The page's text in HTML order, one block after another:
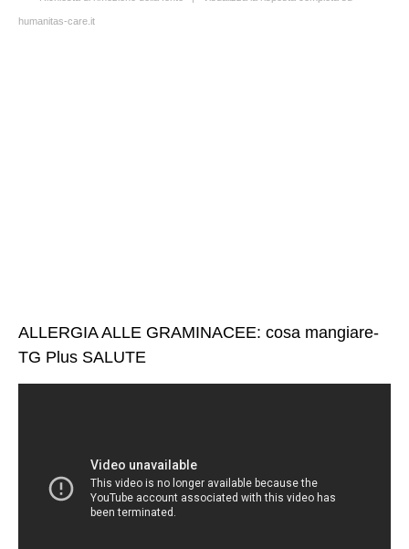
humanitas-care.it
ALLERGIA ALLE GRAMINACEE: cosa mangiare-
TG Plus SALUTE